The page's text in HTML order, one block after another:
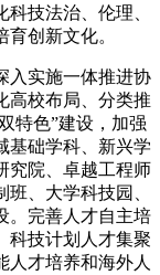
技法治、伦理、
创新文化。
实施一体推进协
高校布局、分类推
特色”建设，加强
基础学科、新兴学
究院、卓越工程师
、大学科技园、
。完善人才自主培
科技计划人才集聚
人才培养和海外人